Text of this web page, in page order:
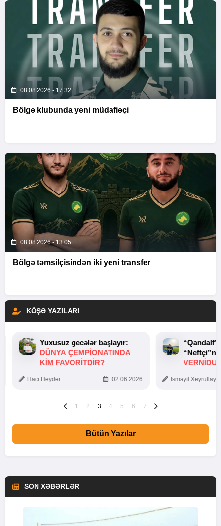
08.08.2026 - 17:32
Bölgə klubunda yeni müdafiəçi
08.08.2026 - 13:05
Bölgə təmsilçisindən iki yeni transfer
KÖŞƏ YAZILARI
Yuxusuz gecələr başlayır:
DÜNYA ÇEMPIONATINDA
KIM FAVORITDIR?
Hacı Heydər 02.06.2026 İsmayıl
1 2 3 4 5 6 7
Bütün Yazılar
SON XƏBƏRLƏR